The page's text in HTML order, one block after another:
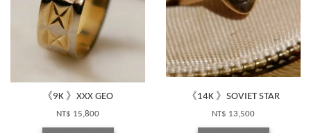
《9K 》XXX GEO
NT$ 15,800
《14K 》SOVIET STAR
NT$ 13,500